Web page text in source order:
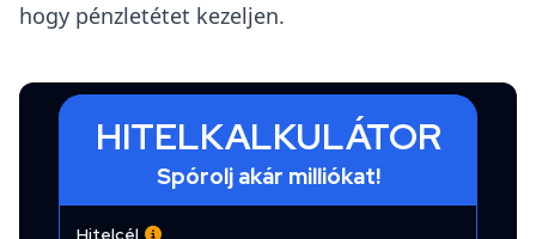
hogy pénzletétet kezeljen.